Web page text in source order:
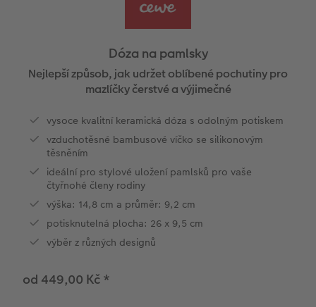
Panoramatické stránky
Povrchová úprava
CEWE myPhotos
Art Collection
Novinky
Filmový pás
Fotosety ihned
Velké formáty ihned
Koláž ihned
CEWE foto ihned
Fotobox
Rámy
Samolepky z fotky
CEWE myPhotos
Novinky
Akrylové sklo
Foto na dřevě
Svatební cedule
Vícedílné obrazy
Fotokoláž
CEWE myPhotos
Novinky
Fotokoláž k výročí
Škola a kancelář
Dárková krabička
CEWE FOTOKNIHA dětská
CEWE myPhotos
Novinky
Cardholder
Novinky
Pohlednice s přímým odesláním
Pohlednice
Další události
CEWE myPhotos
Inspirace pro váš domov
Fototipy
Kronika roku
Fotografické soutěže
Dóza na pamlsky
Nejlepší způsob, jak udržet oblíbené pochutiny pro
mazlíčky čerstvé a výjimečné
vysoce kvalitní keramická dóza s odolným potiskem
vzduchotěsné bambusové víčko se silikonovým
těsněním
ideální pro stylové uložení pamlsků pro vaše
čtyřnohé členy rodiny
výška: 14,8 cm a průměr: 9,2 cm
potisknutelná plocha: 26 x 9,5 cm
výběr z různých designů
od 449,00 Kč *